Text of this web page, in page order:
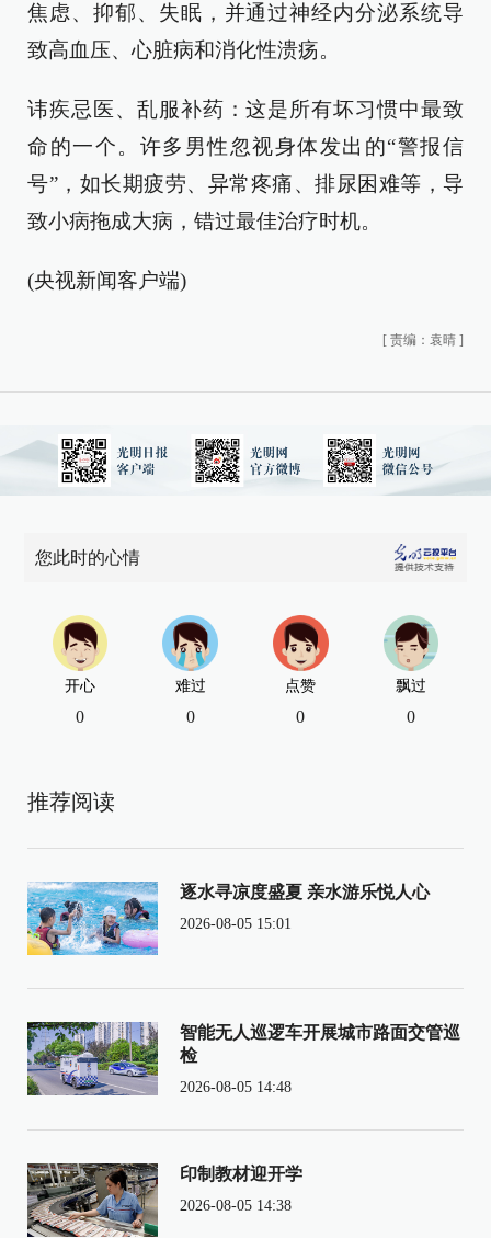
焦虑、抑郁、失眠，并通过神经内分泌系统导
致高血压、心脏病和消化性溃疡。
讳疾忌医、乱服补药：这是所有坏习惯中最致
命的一个。许多男性忽视身体发出的“警报信
号”，如长期疲劳、异常疼痛、排尿困难等，导
致小病拖成大病，错过最佳治疗时机。
(央视新闻客户端)
[ 责编：袁晴 ]
您此时的心情
开心
0
难过
0
点赞
0
飘过
0
推荐阅读
逐水寻凉度盛夏 亲水游乐悦人心
2026-08-05 15:01
智能无人巡逻车开展城市路面交管巡
检
2026-08-05 14:48
印制教材迎开学
2026-08-05 14:38